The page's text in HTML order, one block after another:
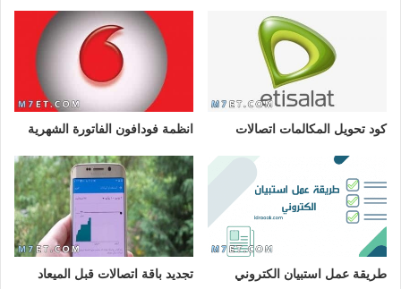
كود تحويل المكالمات اتصالات انظمة فودافون الفاتورة الشهرية
طريقة عمل استبيان الكتروني تجديد باقة اتصالات قبل الميعاد